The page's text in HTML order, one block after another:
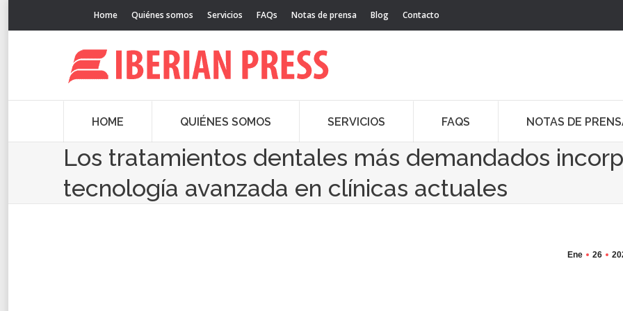
Home Quiénes somos Servicios FAQs Notas de prensa Blog Contacto
HOME QUIÉNES SOMOS SERVICIOS FAQS NOTAS DE
Los tratamientos dentales más demandados
tecnología avanzada en clínicas actuales
Ene 26